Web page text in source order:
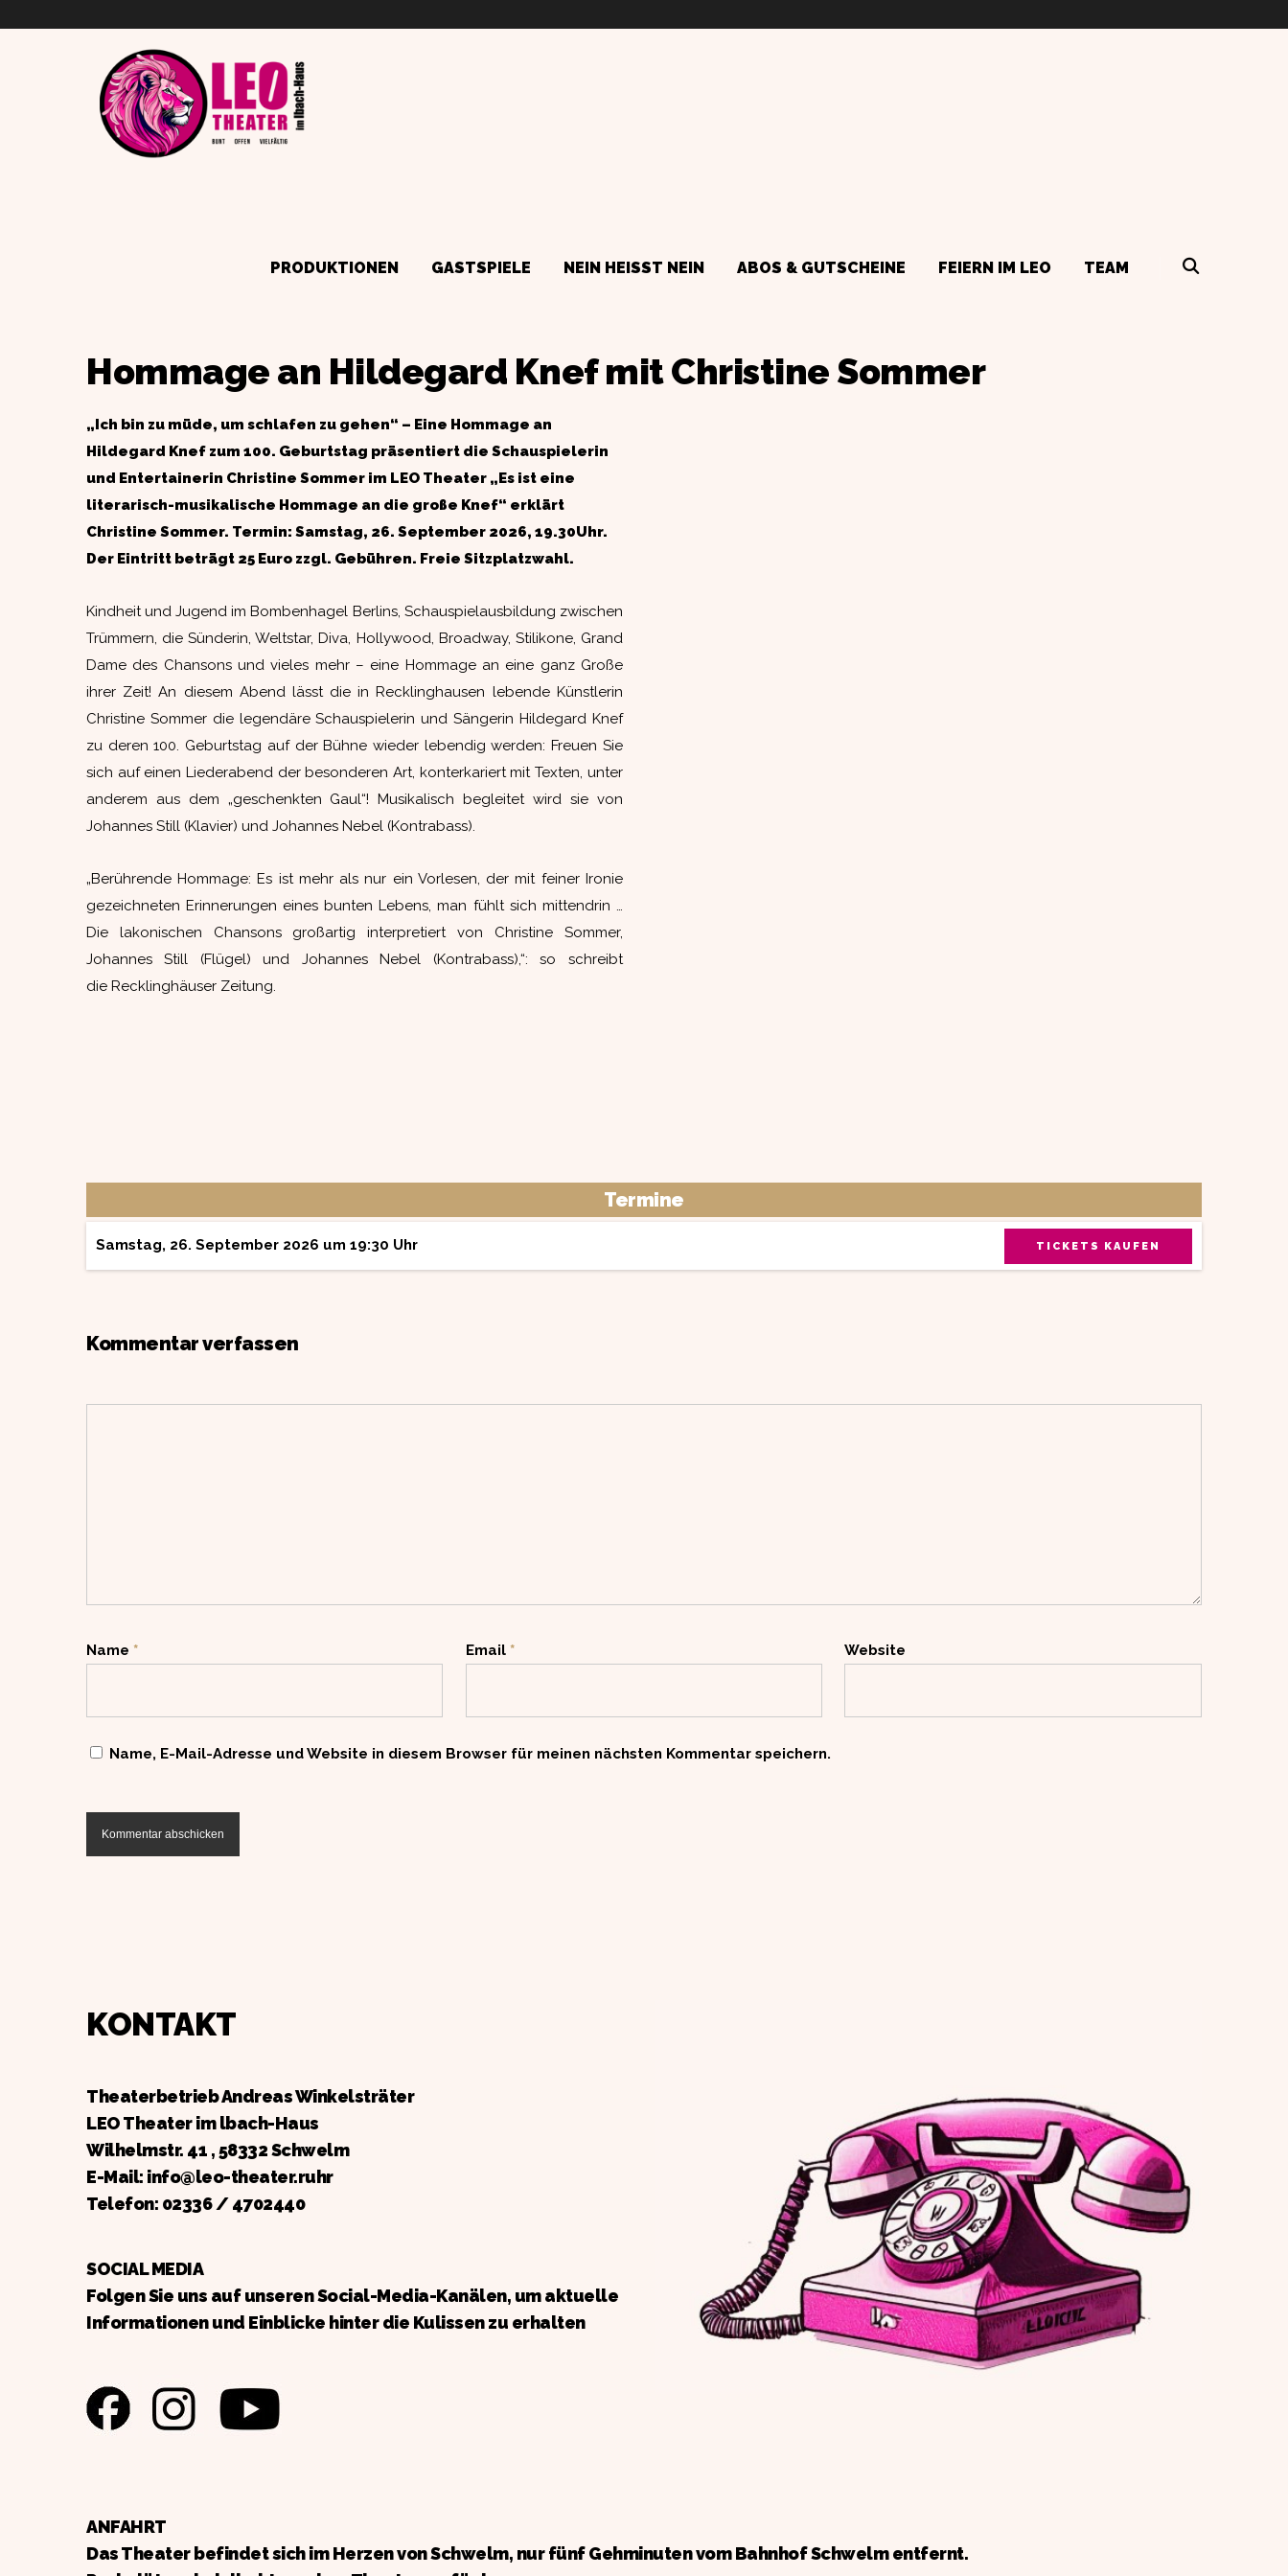
PRODUKTIONEN GASTSPIELE NEIN HEISST NEIN ABOS & GUTSCHEINE FEIERN IM LEO TEAM
Hommage an Hildegard Knef mit Christine Sommer
„Ich bin zu müde, um schlafen zu gehen“ – Eine Hommage an
Hildegard Knef zum 100. Geburtstag präsentiert die Schauspielerin
und Entertainerin Christine Sommer im LEO Theater „Es ist eine
literarisch-musikalische Hommage an die große Knef“ erklärt
Christine Sommer. Termin: Samstag, 26. September 2026, 19.30Uhr.
Der Eintritt beträgt 25 Euro zzgl. Gebühren. Freie Sitzplatzwahl.
Kindheit und Jugend im Bombenhagel Berlins, Schauspielausbildung zwischen
Trümmern, die Sünderin, Weltstar, Diva, Hollywood, Broadway, Stilikone, Grand
Dame des Chansons und vieles mehr – eine Hommage an eine ganz Große
ihrer Zeit! An diesem Abend lässt die in Recklinghausen lebende Künstlerin
Christine Sommer die legendäre Schauspielerin und Sängerin Hildegard Knef
zu deren 100. Geburtstag auf der Bühne wieder lebendig werden: Freuen Sie
sich auf einen Liederabend der besonderen Art, konterkariert mit Texten, unter
anderem aus dem „geschenkten Gaul“! Musikalisch begleitet wird sie von
Johannes Still (Klavier) und Johannes Nebel (Kontrabass).
„Berührende Hommage: Es ist mehr als nur ein Vorlesen, der mit feiner Ironie
gezeichneten Erinnerungen eines bunten Lebens, man fühlt sich mittendrin …
Die lakonischen Chansons großartig interpretiert von Christine Sommer,
Johannes Still (Flügel) und Johannes Nebel (Kontrabass),“: so schreibt
die Recklinghäuser Zeitung.
Termine
Samstag, 26. September 2026 um 19:30 Uhr TICKETS KAUFEN
Kommentar verfassen
Name * Email * Website
Name, E-Mail-Adresse und Website in diesem Browser für meinen nächsten Kommentar speichern.
KONTAKT
Theaterbetrieb Andreas Winkelsträter
LEO Theater im lbach-Haus
Wilhelmstr. 41 , 58332 Schwelm
E-Mail: info@leo-theater.ruhr
Telefon: 02336 / 4702440
SOCIAL MEDIA
Folgen Sie uns auf unseren Social-Media-Kanälen, um aktuelle
Informationen und Einblicke hinter die Kulissen zu erhalten
ANFAHRT
Das Theater befindet sich im Herzen von Schwelm, nur fünf Gehminuten vom Bahnhof Schwelm entfernt.